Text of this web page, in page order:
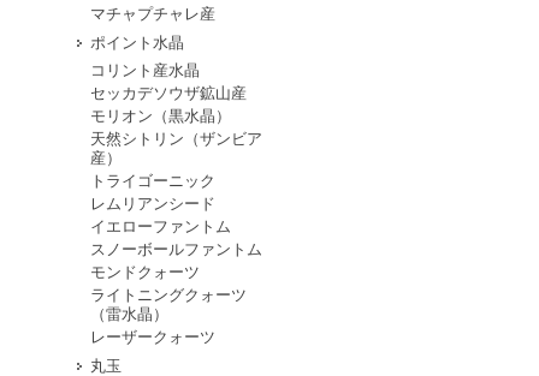
マチャプチャレ産
ポイント水晶
コリント産水晶
セッカデソウザ鉱山産
モリオン（黒水晶）
天然シトリン（ザンビア
産）
トライゴーニック
レムリアンシード
イエローファントム
スノーボールファントム
モンドクォーツ
ライトニングクォーツ
（雷水晶）
レーザークォーツ
丸玉